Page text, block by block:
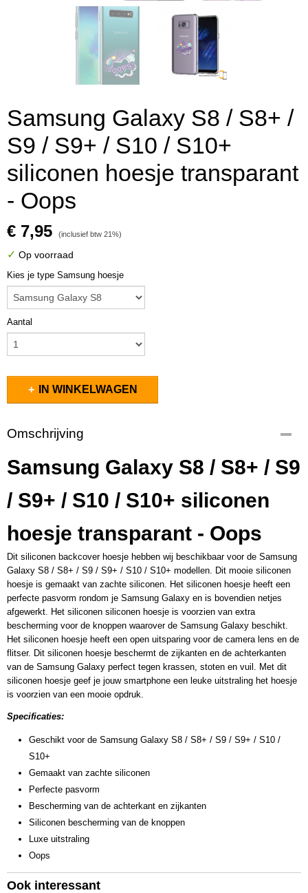
Samsung Galaxy S8 / S8+ /
S9 / S9+ / S10 / S10+
siliconen hoesje transparant
- Oops
€ 7,95 (inclusief btw 21%)
✓ Op voorraad
Kies je type Samsung hoesje
Aantal
IN WINKELWAGEN
Omschrijving
Samsung Galaxy S8 / S8+ / S9
/ S9+ / S10 / S10+ siliconen
hoesje transparant - Oops
Dit siliconen backcover hoesje hebben wij beschikbaar voor de Samsung
Galaxy S8 / S8+ / S9 / S9+ / S10 / S10+ modellen. Dit mooie siliconen
hoesje is gemaakt van zachte siliconen. Het siliconen hoesje heeft een
perfecte pasvorm rondom je Samsung Galaxy en is bovendien netjes
afgewerkt. Het siliconen siliconen hoesje is voorzien van extra
bescherming voor de knoppen waarover de Samsung Galaxy beschikt.
Het siliconen hoesje heeft een open uitsparing voor de camera lens en de
flitser. Dit siliconen hoesje beschermt de zijkanten en de achterkanten
van de Samsung Galaxy perfect tegen krassen, stoten en vuil. Met dit
siliconen hoesje geef je jouw smartphone een leuke uitstraling het hoesje
is voorzien van een mooie opdruk.
Specificaties:
Geschikt voor de Samsung Galaxy S8 / S8+ / S9 / S9+ / S10 /
S10+
Gemaakt van zachte siliconen
Perfecte pasvorm
Bescherming van de achterkant en zijkanten
Siliconen bescherming van de knoppen
Luxe uitstraling
Oops
Ook interessant